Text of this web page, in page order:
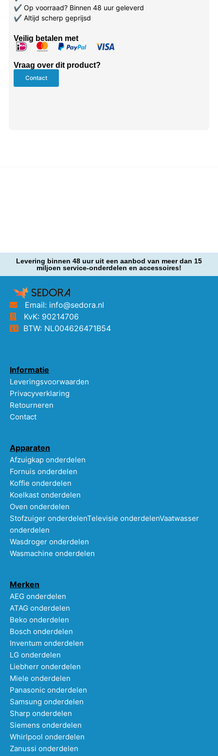
✔Op voorraad? Binnen 48 uur geleverd
✔Altijd scherp geprijsd
Veilig betalen met
Vraag over dit product?
Contact
Levering binnen 48 uur uit een aanbod van meer dan 15
miljoen service-onderdelen en accessoires!
Email: info@sedora.nl
KvK: 90214706
BTW: NL004626471B54
Informatie
Leveringsvoorwaarden
Privacyverklaring
Retourneren
Contact
Apparaten
Afzuigkap onderdelen
Fornuis onderdelen
Koffie onderdelen
Koelkast onderdelen
Oven onderdelen
Stofzuiger onderdelenTelevisie onderdelenVaatwasser
onderdelen
Wasdroger onderdelen
Wasmachine onderdelen
Merken
AEG onderdelen
ATAG onderdelen
Beko onderdelen
Bosch onderdelen
Inventum onderdelen
LG onderdelen
Liebherr onderdelen
Miele onderdelen
Panasonic onderdelen
Samsung onderdelen
Sharp onderdelen
Siemens onderdelen
Whirlpool onderdelen
Zanussi onderdelen